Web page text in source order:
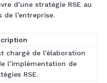
d’une stratégie RSE au
l’entreprise.
chargé de l’élaboration
l’implémentation de
RSE.